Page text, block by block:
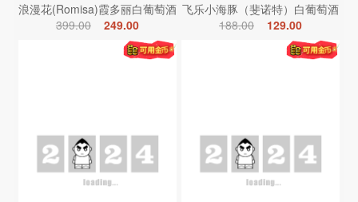
浪漫花(Romisa)霞多丽白葡萄酒
399.00
249.00
飞乐小海豚（斐诺特）白葡萄酒
188.00
129.00